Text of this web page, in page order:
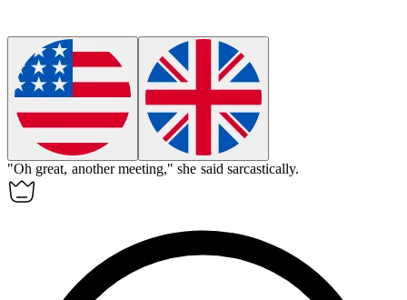
"Oh great, another meeting," she said sarcastically.